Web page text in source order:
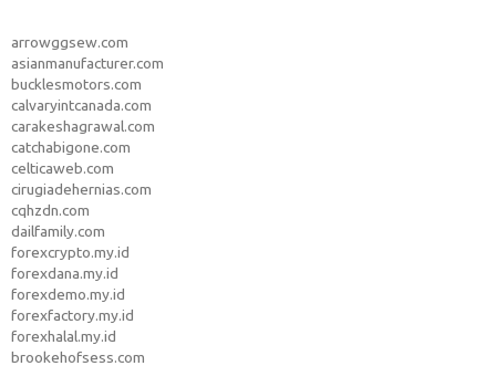
arrowggsew.com
asianmanufacturer.com
bucklesmotors.com
calvaryintcanada.com
carakeshagrawal.com
catchabigone.com
celticaweb.com
cirugiadehernias.com
cqhzdn.com
dailfamily.com
forexcrypto.my.id
forexdana.my.id
forexdemo.my.id
forexfactory.my.id
forexhalal.my.id
brookehofsess.com